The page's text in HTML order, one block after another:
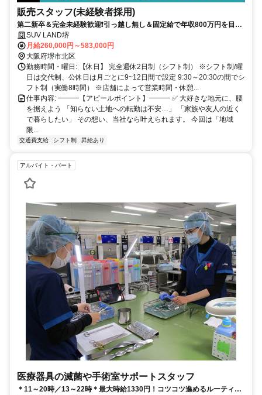
販売スタッフ(未経験者採用)
第二新卒＆完全未経験歓迎❗引っ越し無し＆固定給で年収800万円を目指
せる✨20～30代活躍中✨賞与年4回✨年間休日120日+有給休暇5日✨
SUV LAND堺
月給260,000円～583,000円
大阪府堺市北区
勤務時間・曜日: 【休日】 完全週休2日制（シフト制） ※シフト制/曜
日は交代制、公休日は月ごとに9~12日間で設定 9:30～20:30の間でシ
フト制（実働8時間） ※店舗によって営業時間・休憩...
仕事内容: ━━━【アピールポイント】━━━ ✅ 大好きな地元に、腰
を据えよう 「知らない土地への転勤は不安…」 「家族や友人の近く
で暮らしたい」 その想い、当社なら叶えられます。 今回は「地域
限...
交通費支給 シフト制 昇給あり
アルバイト・パート
医療器具の滅菌や手術室サポートスタッフ
＊11～20時／13～22時＊最大時給1330円！コツコツ進めるルーティン